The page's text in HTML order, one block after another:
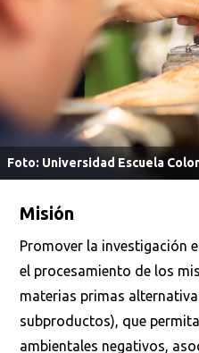
Foto: Universidad Escuela
Garavito.
Misión
Promover la investigación
el procesamiento de los
materias primas
subproductos), que
ambientales negativos,